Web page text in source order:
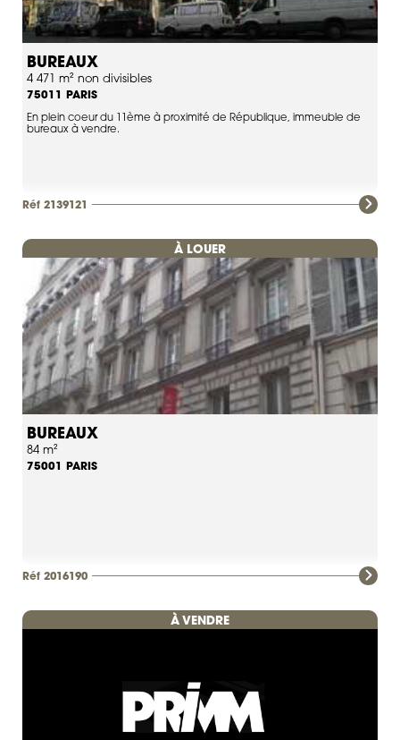
BUREAUX
4 471 m² non divisibles
75011 PARIS
En plein coeur du 11ème à proximité de République, immeuble de
bureaux à vendre.
Réf 2139121
À LOUER
BUREAUX
84 m²
75001 PARIS
Réf 2016190
À VENDRE